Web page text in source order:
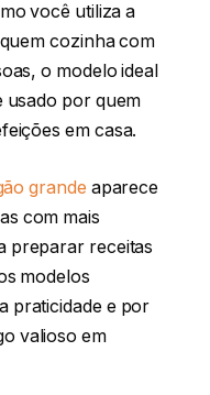
você utiliza a
cozinha com
o modelo ideal
usado por quem
em casa.
grande aparece
com mais
preparar receitas
modelos
praticidade e por
valioso em